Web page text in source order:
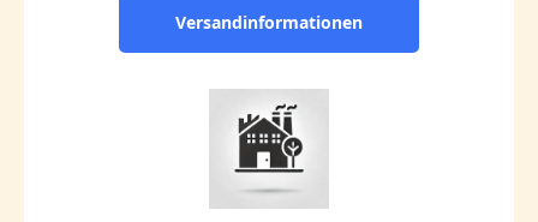
Versandinformationen